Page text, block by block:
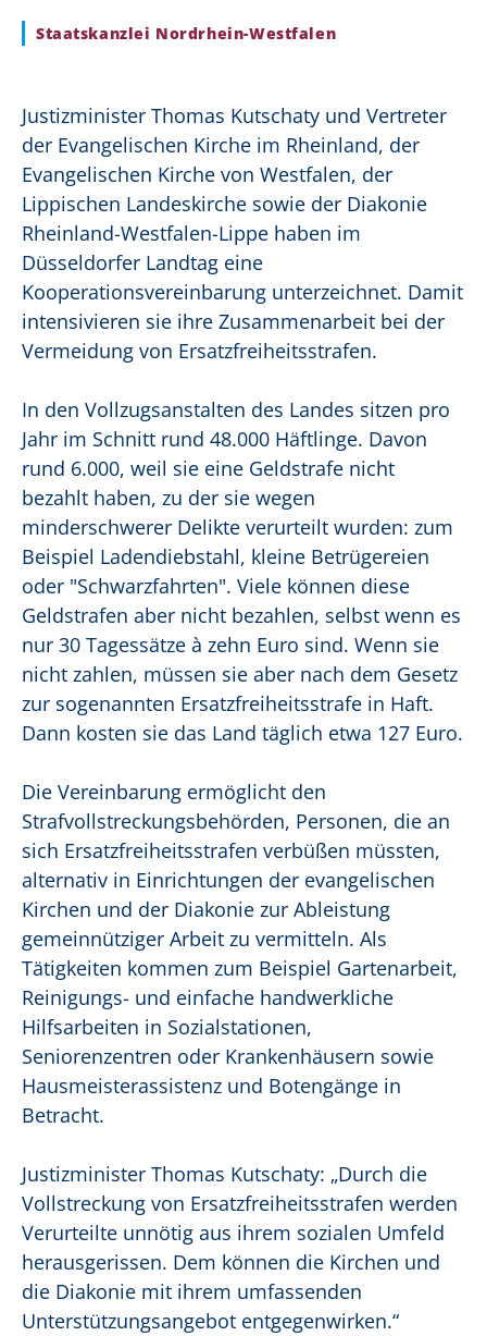
Staatskanzlei Nordrhein-Westfalen
Justizminister Thomas Kutschaty und Vertreter
der Evangelischen Kirche im Rheinland, der
Evangelischen Kirche von Westfalen, der
Lippischen Landeskirche sowie der Diakonie
Rheinland-Westfalen-Lippe haben im
Düsseldorfer Landtag eine
Kooperationsvereinbarung unterzeichnet. Damit
intensivieren sie ihre Zusammenarbeit bei der
Vermeidung von Ersatzfreiheitsstrafen.
In den Vollzugsanstalten des Landes sitzen pro
Jahr im Schnitt rund 48.000 Häftlinge. Davon
rund 6.000, weil sie eine Geldstrafe nicht
bezahlt haben, zu der sie wegen
minderschwerer Delikte verurteilt wurden: zum
Beispiel Ladendiebstahl, kleine Betrügereien
oder "Schwarzfahrten". Viele können diese
Geldstrafen aber nicht bezahlen, selbst wenn es
nur 30 Tagessätze à zehn Euro sind. Wenn sie
nicht zahlen, müssen sie aber nach dem Gesetz
zur sogenannten Ersatzfreiheitsstrafe in Haft.
Dann kosten sie das Land täglich etwa 127 Euro.
Die Vereinbarung ermöglicht den
Strafvollstreckungsbehörden, Personen, die an
sich Ersatzfreiheitsstrafen verbüßen müssten,
alternativ in Einrichtungen der evangelischen
Kirchen und der Diakonie zur Ableistung
gemeinnütziger Arbeit zu vermitteln. Als
Tätigkeiten kommen zum Beispiel Gartenarbeit,
Reinigungs- und einfache handwerkliche
Hilfsarbeiten in Sozialstationen,
Seniorenzentren oder Krankenhäusern sowie
Hausmeisterassistenz und Botengänge in
Betracht.
Justizminister Thomas Kutschaty: „Durch die
Vollstreckung von Ersatzfreiheitsstrafen werden
Verurteilte unnötig aus ihrem sozialen Umfeld
herausgerissen. Dem können die Kirchen und
die Diakonie mit ihrem umfassenden
Unterstützungsangebot entgegenwirken.“